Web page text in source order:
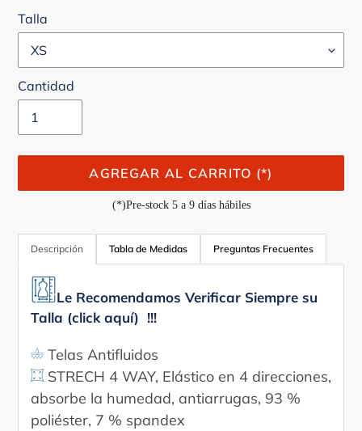
Talla
Cantidad
AGREGAR AL CARRITO (*)
(*)Pre-stock 5 a 9 días hábiles
Agregando
Descripción Tabla de Medidas Preguntas Frecuentes
Le Recomendamos Verificar Siempre su
Talla (click aquí) !!!
Telas Antifluidos
STRECH 4 WAY, Elástico en 4 direcciones,
absorbe la humedad, antiarrugas, 93 %
poliéster, 7 % spandex